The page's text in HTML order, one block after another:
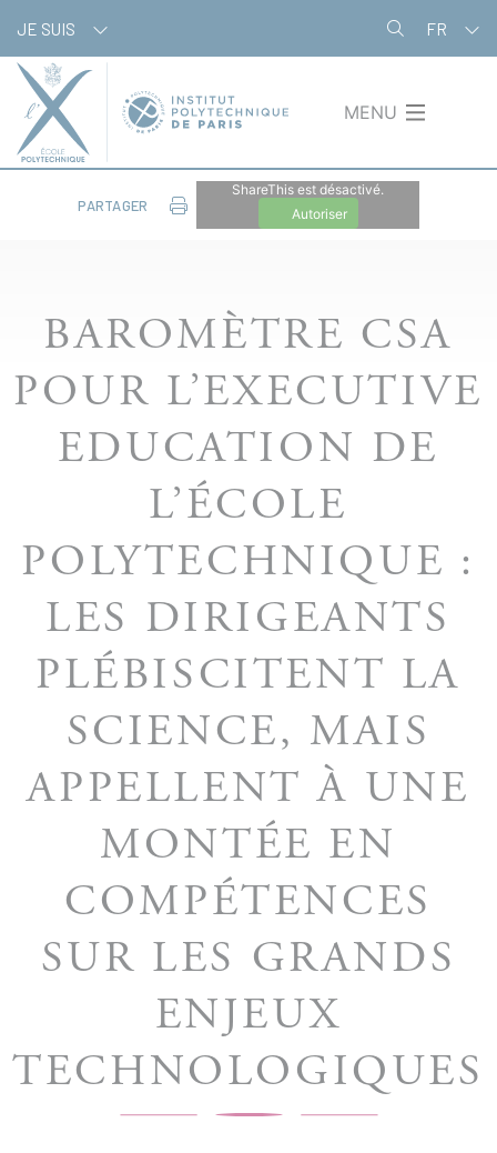
au
contenu
principal
JE SUIS FR
MENU
PARTAGER
ShareThis est désactivé.
Autoriser
BAROMÈTRE CSA
POUR L’EXECUTIVE
EDUCATION DE
L’ÉCOLE
POLYTECHNIQUE :
LES DIRIGEANTS
PLÉBISCITENT LA
SCIENCE, MAIS
APPELLENT À UNE
MONTÉE EN
COMPÉTENCES
SUR LES GRANDS
ENJEUX
TECHNOLOGIQUES